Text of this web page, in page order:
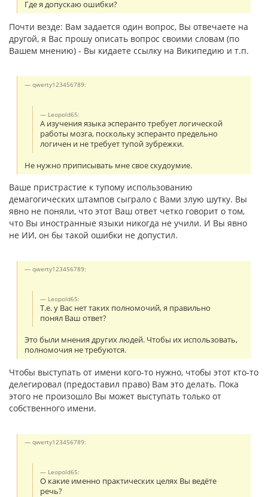
Где я допускаю ошибки?
Почти везде: Вам задается один вопрос, Вы отвечаете на
другой, я Вас прошу описать вопрос своими словам (по
Вашем мнению) - Вы кидаете ссылку на Википедию и т.п.
qwerty123456789:
Leopold65:
А изучения языка эсперанто требует логической
работы мозга, поскольку эсперанто предельно
логичен и не требует тупой зубрежки.
Не нужно приписывать мне свое скудоумие.
Ваше пристрастие к тупому использованию
демагогических штампов сыграло с Вами злую шутку. Вы
явно не поняли, что этот Ваш ответ четко говорит о том,
что Вы иностранные языки никогда не учили. И Вы явно
не ИИ, он бы такой ошибки не допустил.
qwerty123456789:
Leopold65:
Т.е. у Вас нет таких полномочий, я правильно
понял Ваш ответ?
Это были мнения других людей. Чтобы их использовать,
полномочия не требуются.
Чтобы выступать от имени кого-то нужно, чтобы этот кто-то
делегировал (предоставил право) Вам это делать. Пока
этого не произошло Вы может выступать только от
собственного имени.
qwerty123456789:
Leopold65:
О какие именно практических целях Вы ведёте
речь?